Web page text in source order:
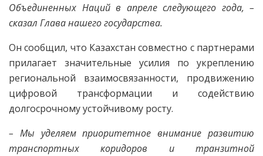
Объединенных Наций в апреле следующего года, –
сказал Глава нашего государства.
Он сообщил, что Казахстан совместно с партнерами
прилагает значительные усилия по укреплению
региональной взаимосвязанности, продвижению
цифровой трансформации и содействию
долгосрочному устойчивому росту.
– Мы уделяем приоритетное внимание развитию
транспортных коридоров и транзитной